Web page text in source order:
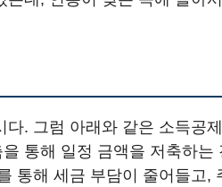
. 그럼 아래와 같은 소득공
통해 일정 금액을 저축하는
통해 세금 부담이 줄어들고,